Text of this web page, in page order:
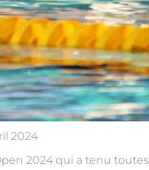
2024
2024 qui a tenu